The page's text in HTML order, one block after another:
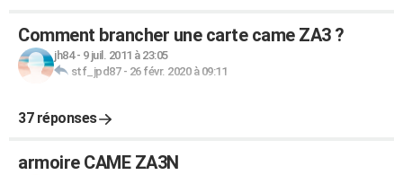
Comment brancher une carte came ZA3 ?
jh84- 9 juil. 2011 à 23:05
stf_jpd87- 26 févr. 2020 à 09:11
37 réponses
armoire CAME ZA3N